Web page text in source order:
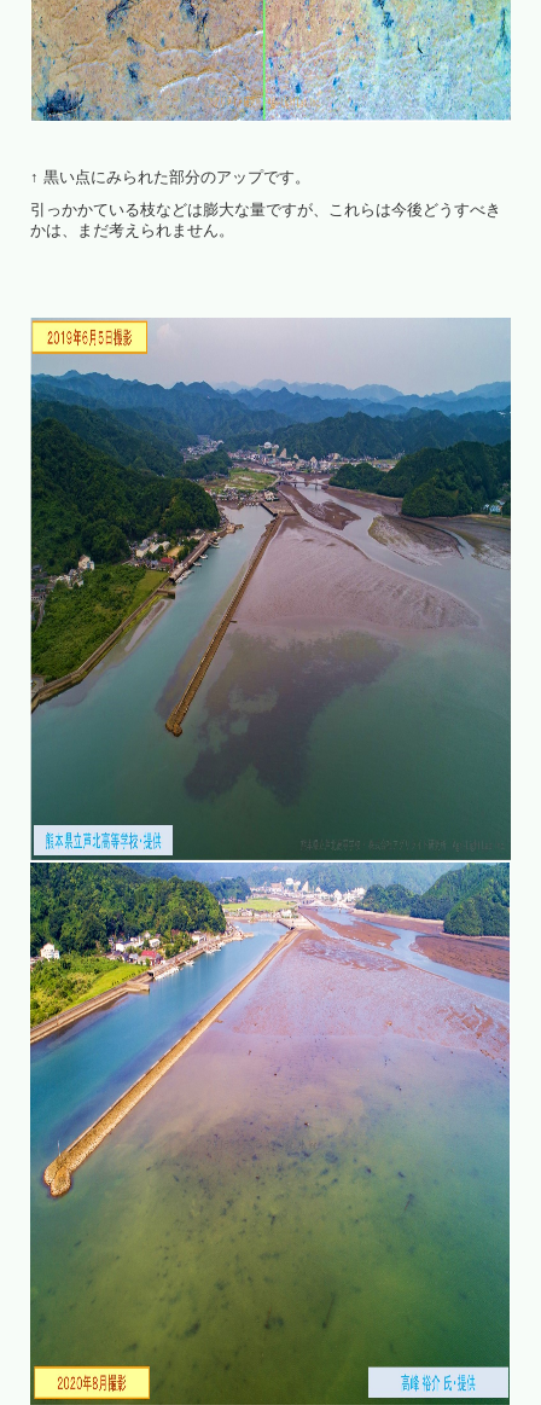
↑ 黒い点にみられた部分のアップです。
引っかかている枝などは膨大な量ですが、これらは今後どうすべき
かは、まだ考えられません。